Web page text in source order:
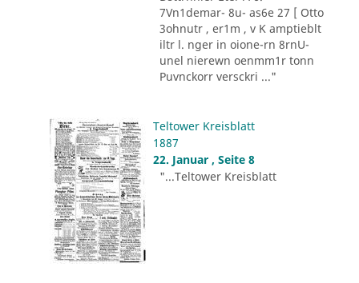
7Vn1demar- 8u- as6e 27 [ Otto
3ohnutr , er1m , v K amptieblt
iltr l. nger in oione-rn 8rnU-
unel nierewn oenmm1r tonn
Puvnckorr versckri ..."
Teltower Kreisblatt
1887
22. Januar , Seite 8
"...Teltower Kreisblatt